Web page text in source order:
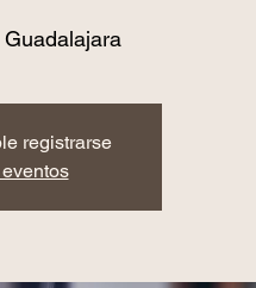
Guadalajara
registrarse